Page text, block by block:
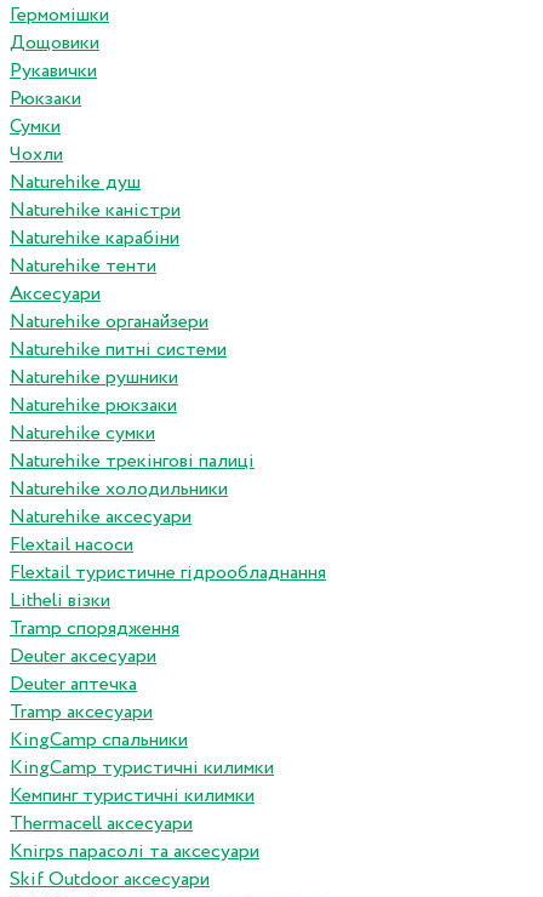
Гермомішки
Дощовики
Рукавички
Рюкзаки
Сумки
Чохли
Naturehike душ
Naturehike каністри
Naturehike карабіни
Naturehike тенти
Аксесуари
Naturehike органайзери
Naturehike питні системи
Naturehike рушники
Naturehike рюкзаки
Naturehike сумки
Naturehike трекінгові палиці
Naturehike холодильники
Naturehike аксесуари
Flextail насоси
Flextail туристичне гідрообладнання
Litheli візки
Tramp спорядження
Deuter аксесуари
Deuter аптечка
Tramp аксесуари
KingCamp спальники
KingCamp туристичні килимки
Кемпинг туристичні килимки
Thermacell аксесуари
Knirps парасолі та аксесуари
Skif Outdoor аксесуари